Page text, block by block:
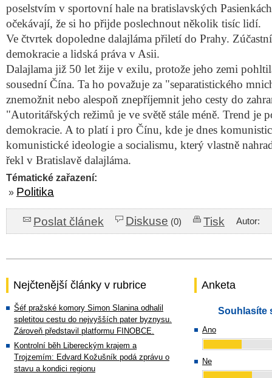
poselstvím v sportovní hale na bratislavských
očekávají, že si ho přijde poslechnout několik tisíc lidí.
Ve čtvrtek dopoledne dalajláma přiletí do Prahy.
demokracie a lidská práva v Asii.
Dalajlama již 50 let žije v exilu, protože jeho zemi
sousední Čína. Ta ho považuje za "separatistického
znemožnit nebo alespoň znepříjemnit jeho cesty do
"Autoritářských režimů je ve světě stále méně. Trend je
demokracie. A to platí i pro Čínu, kde je dnes
komunistické ideologie a socialismu, který vlastně
řekl v Bratislavě dalajláma.
Tématické zařazení:
» Politika
Poslat článek Diskuse (0) Tisk Autor:
Nejčtenější články v rubrice
Šéf pražské komory Simon Slanina odhalil
spletitou cestu do nejvyšších pater byznysu.
Zároveň představil platformu FINOBCE.
Kontrolní běh Libereckým krajem a
Trojzemím: Edvard Kožušník podá zprávu o
stavu a kondici regionu
Anketa
Souhlasíte
Ano
Ne